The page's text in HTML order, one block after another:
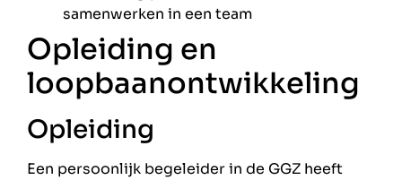
samenwerken in een team
Opleiding en
loopbaanontwikkeling
Opleiding
Een persoonlijk begeleider in de GGZ heeft